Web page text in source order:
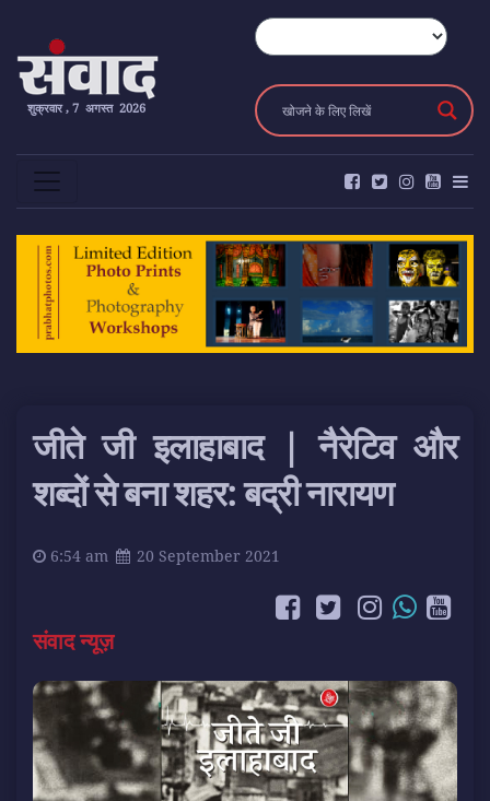
शुक्रवार , 7 अगस्त 2026
जीते जी इलाहाबाद | नैरेटिव और
शब्दों से बना शहर: बद्री नारायण
6:54 am 20 September 2021
संवाद न्यूज़